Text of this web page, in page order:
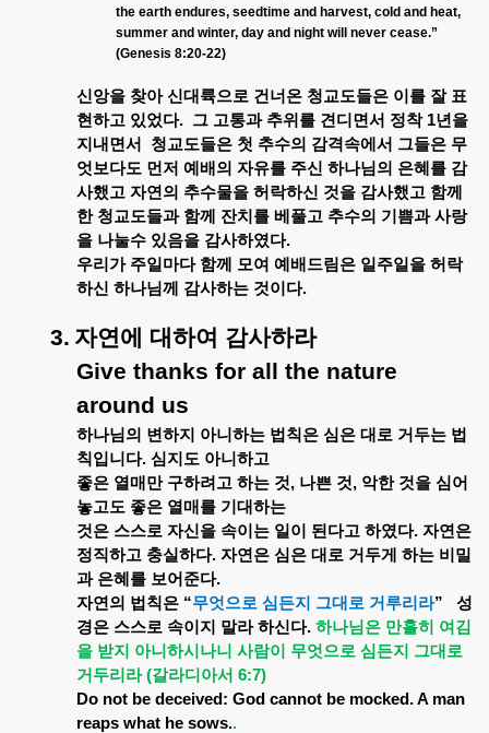
the earth endures, seedtime and harvest, cold and heat,
summer and winter, day and night will never cease.”
(Genesis 8:20-22)
신앙을 찾아 신대륙으로 건너온 청교도들은 이를 잘 표
현하고 있었다. 그 고통과 추위를 견디면서 정착1년을
지내면서
청교도들은 첫 추수의 감격속에서 그들은 무
엇보다도 먼저 예배의 자유를 주신 하나님의 은혜를 감
사했고 자연의 추수물을 허락하신 것을 감사했고 함께
한 청교도들과 함께 잔치를 베풀고 추수의 기쁨과 사랑
을 나눌수 있음을 감사하였다.
우리가 주일마다 함께 모여 예배드림은 일주일을 허락
하신 하나님께 감사하는 것이다.
3. 자연에 대하여 감사하라
Give thanks for all the nature
around us
하나님의 변하지 아니하는 법칙은 심은 대로 거두는 법
칙입니다. 심지도 아니하고
좋은 열매만 구하려고 하는 것, 나쁜 것, 악한 것을 심어
놓고도 좋은 열매를 기대하는
것은 스스로 자신을 속이는 일이 된다고 하였다. 자연은
정직하고 충실하다. 자연은 심은 대로 거두게 하는 비밀
과 은혜를 보어준다.
자연의 법칙은 “무엇으로 심든지 그대로 거루리라”
성
경은 스스로 속이지 말라 하신다. 하나님은 만홀히 여김
을 받지 아니하시나니 사람이 무엇으로 심든지
그대로
거두리라(갈라디아서 6:7)
Do not be deceived: God cannot be mocked. A man
reaps what he sows..